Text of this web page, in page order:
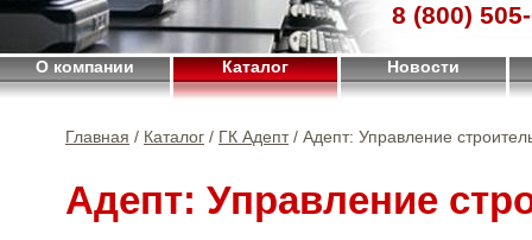
8 (800)
О компании Каталог Новости
Главная / Каталог / ГК Адепт/ Адепт: Управление
Адепт: Управление